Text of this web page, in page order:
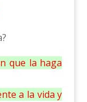
que la haga
a la vida y